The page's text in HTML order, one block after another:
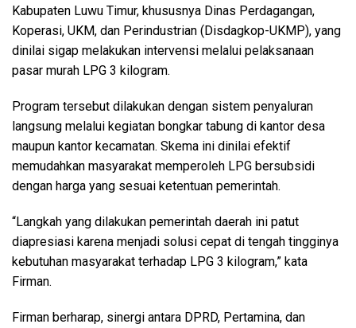
Kabupaten Luwu Timur, khususnya Dinas Perdagangan,
Koperasi, UKM, dan Perindustrian (Disdagkop-UKMP), yang
dinilai sigap melakukan intervensi melalui pelaksanaan
pasar murah LPG 3 kilogram.
Program tersebut dilakukan dengan sistem penyaluran
langsung melalui kegiatan bongkar tabung di kantor desa
maupun kantor kecamatan. Skema ini dinilai efektif
memudahkan masyarakat memperoleh LPG bersubsidi
dengan harga yang sesuai ketentuan pemerintah.
“Langkah yang dilakukan pemerintah daerah ini patut
diapresiasi karena menjadi solusi cepat di tengah tingginya
kebutuhan masyarakat terhadap LPG 3 kilogram,” kata
Firman.
Firman berharap, sinergi antara DPRD, Pertamina, dan